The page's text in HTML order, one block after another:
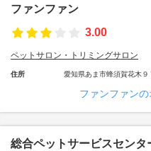
ファンファン
3.00
ペットサロン・トリミングサロン
住所 愛知県あま市蜂須賀花木９
ファンファン
総合ペットサービスセンタ